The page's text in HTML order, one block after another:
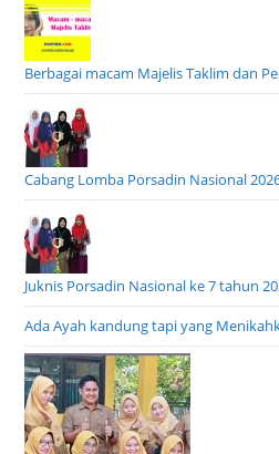
Berbagai macam Majelis Taklim dan
Cabang Lomba Porsadin Nasional
Juknis Porsadin Nasional ke 7 tahun
Ada Ayah kandung tapi yang